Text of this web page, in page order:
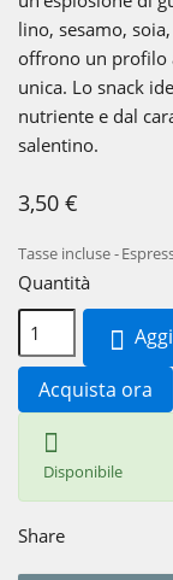
lino, sesamo, soia,
offrono un profilo
unica. Lo snack
nutriente e dal
salentino.
3,50 €
Tasse incluse
Quantità

Acquista ora

Disponibile
Share